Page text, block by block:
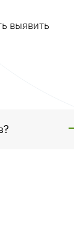
выявить